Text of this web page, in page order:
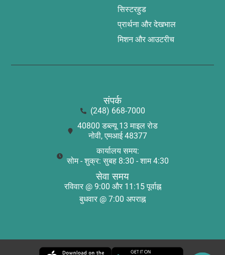
सिस्टरहुड
प्रार्थना और देखभाल
मिशन और आउटरीच
संपर्क
(248) 668-7000
40800 डब्ल्यू 13 माइल रोड
नोवी, एमआई 48377
कार्यालय समय:
सोम - शुक्र: सुबह 8:30 - शाम 4:30
सेवा समय
रविवार @ 9:00 और 11:15 पूर्वाह्न
बुधवार @ 7:00 अपराह्न